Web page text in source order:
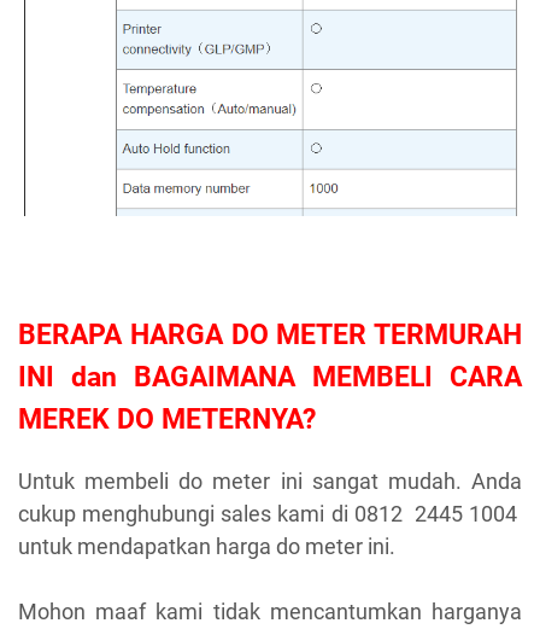
BERAPA HARGA DO METER TERMURAH
INI dan BAGAIMANA MEMBELI CARA
MEREK DO METERNYA?
Untuk membeli do meter ini sangat mudah. Anda
cukup menghubungi sales kami di 0812 2445 1004
untuk mendapatkan harga do meter ini.
Mohon maaf kami tidak mencantumkan harganya